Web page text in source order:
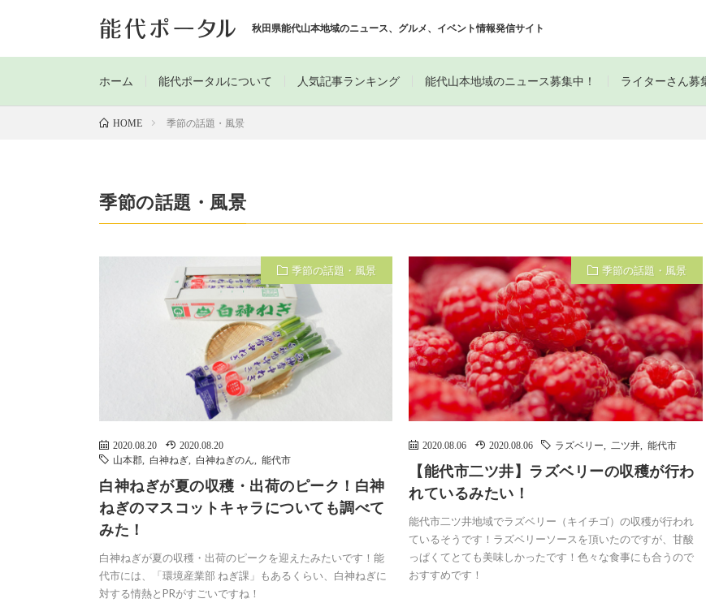
秋田県能代山本地域のニュース、グルメ、イベント情報発信サイト
ホーム 能代ポータルについて 人気記事ランキング 能代山本地域のニュース募集中！ ライターさん募
HOME 季節の話題・風景
季節の話題・風景
季節の話題・風景
2020.08.20
2020.08.20
山本郡
白神ねぎ 白神ねぎのん 能代市
白神ねぎが夏の収穫・出荷のピーク！白神
ねぎのマスコットキャラについても調べて
みた！
白神ねぎが夏の収穫・出荷のピークを迎えたみたいです！能
代市には、「環境産業部 ねぎ課」もあるくらい、白神ねぎに
対する情熱とPRがすごいですね！
季節の話題・風景
2020.08.06 2020.08.06 ラズベリー 二ツ井 ,能代市
【能代市二ツ井】ラズベリーの収穫が行わ
れているみたい！
能代市二ツ井地域でラズベリー（キイチゴ）の収穫が行われ
ているそうです！ラズベリーソースを頂いたのですが、甘酸
っぱくてとても美味しかったです！色々な食事にも合うので
おすすめです！